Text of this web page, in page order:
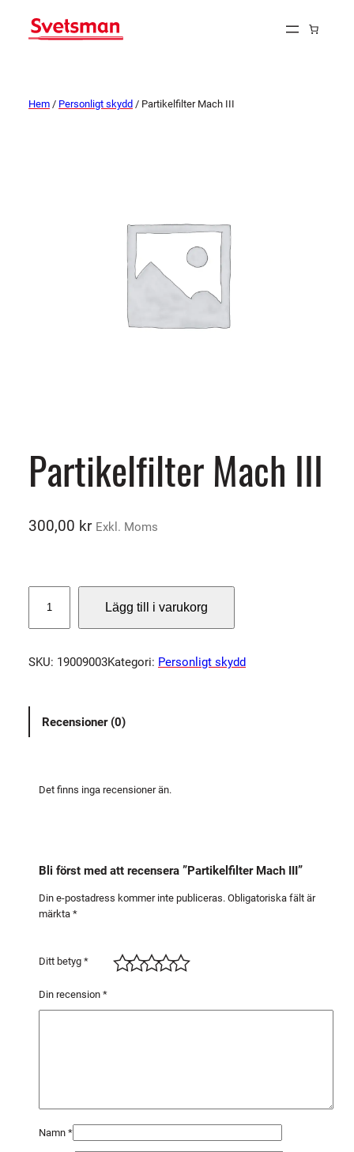
Hem / Personligt skydd / Partikelfilter Mach III
Partikelfilter Mach III
300,00 kr Exkl. Moms
r
i
e
Lägg till i varukorg
SKU: 19009003Kategori: Personligt skydd
Recensioner (0)
Det finns inga recensioner än.
Bli först med att recensera ”Partikelfilter Mach III”
Din e-postadress kommer inte publiceras. Obligatoriska fält är
märkta *
Ditt betyg *
Din recension *
Namn *